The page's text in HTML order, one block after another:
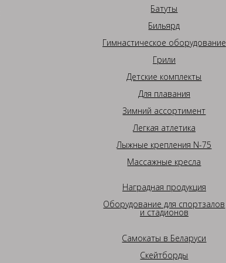
Батуты
Бильярд
Гимнастическое оборудование
Грили
Детские комплекты
Для плавания
Зимний ассортимент
Легкая атлетика
Лыжные крепления N-75
Массажные кресла
Наградная продукция
Оборудование для спортзалов
и стадионов
Самокаты в Беларуси
Скейтборды